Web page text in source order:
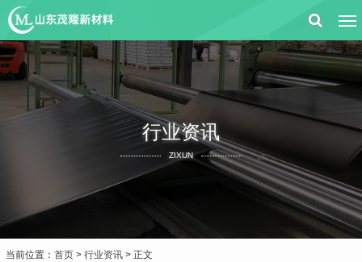
行业资讯
ZIXUN
当前位置： 首页 > 行业资讯 > 正文